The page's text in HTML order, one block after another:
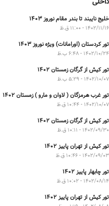
خلیج نایبند تا بندر مقام نوروز ۱۴۰۳
۱۴۰۲/۱۱/۱۶ - ۱۱:۰۰ ق.ظ
تور کردستان (اورامانات) ویژه نوروز ۱۴۰۳
۱۴۰۲/۱۰/۲۴ - ۶:۴۸ ب.ظ
تور کیش از گرگان زمستان ۱۴۰۲
۱۴۰۲/۱۰/۰۷ - ۵:۲۹ ب.ظ
تور غرب هرمزگان ( لاوان و مارو ) زمستان ۱۴۰۲
۱۴۰۲/۱۰/۰۷ - ۱۰:۴۴ ق.ظ
تور کیش از گرگان زمستان ۱۴۰۲
۱۴۰۲/۰۹/۳۰ - ۱۰:۱۱ ق.ظ
تور کیش از تهران پاییز ۱۴۰۲
۱۴۰۲/۰۹/۰۳ - ۱۰:۴۶ ق.ظ
تور چابهار پاییز ۱۴۰۲
۱۴۰۲/۰۸/۱۴ - ۱۰:۰۲ ق.ظ
تور کیش از تهران پاییز ۱۴۰۲